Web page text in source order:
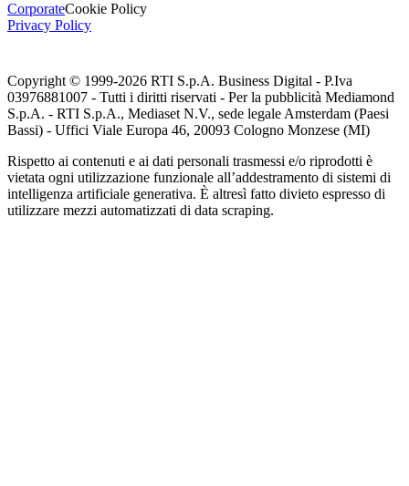
CorporateCookie Policy
Privacy Policy
Copyright © 1999-2026 RTI S.p.A. Business Digital - P.Iva
03976881007 - Tutti i diritti riservati - Per la pubblicità Mediamond
S.p.A. - RTI S.p.A., Mediaset N.V., sede legale Amsterdam (Paesi
Bassi) - Uffici Viale Europa 46, 20093 Cologno Monzese (MI)
Rispetto ai contenuti e ai dati personali trasmessi e/o riprodotti è
vietata ogni utilizzazione funzionale all’addestramento di sistemi di
intelligenza artificiale generativa. È altresì fatto divieto espresso di
utilizzare mezzi automatizzati di data scraping.